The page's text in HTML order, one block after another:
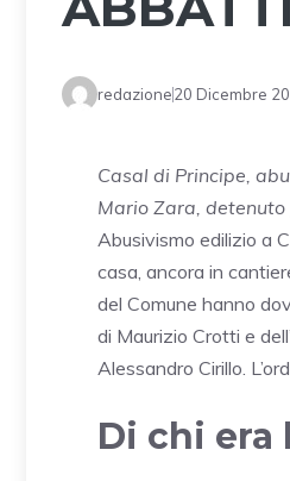
redazione20 Dicembre
Casal di Principe,
Mario Zara,
Abusivismo edilizio a
casa, ancora in
del Comune hanno
di Maurizio Crotti e
Alessandro Cirillo.
Di chi era